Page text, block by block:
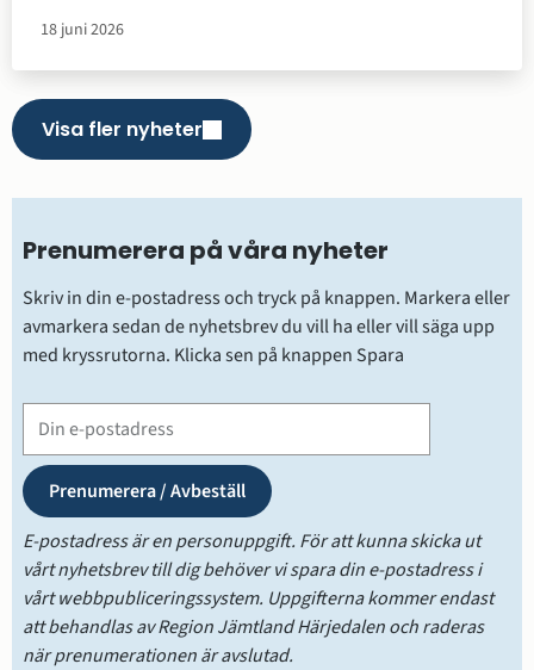
avslutande av kliniska prövningar.
18 juni 2026
Visa fler nyheter
Prenumerera på våra nyheter
Skriv in din e-postadress och tryck på knappen. Markera eller
avmarkera sedan de nyhetsbrev du vill ha eller vill säga upp
med kryssrutorna. Klicka sen på knappen Spara
Prenumerationslista
E-postadress är en personuppgift. För att kunna skicka ut
vårt nyhetsbrev till dig behöver vi spara din e-postadress i
vårt webbpubliceringssystem. Uppgifterna kommer endast
att behandlas av Region Jämtland Härjedalen och raderas
när prenumerationen är avslutad.